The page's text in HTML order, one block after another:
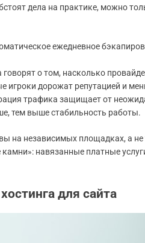
дела на практике, можно
ежедневное
о том, насколько
игроки дорожат репутацией и
трафика защищает от
тем выше стабильность работы.
независимых площадках, а не
навязанные платные
для сайта